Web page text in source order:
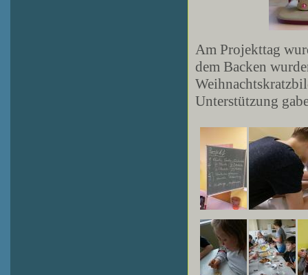
Am Projekttag
dem Backen
Unterstützung